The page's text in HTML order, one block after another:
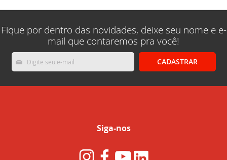
Fique por dentro das novidades, deixe seu nome e e-
mail que contaremos pra você!
Inscreva-
se
nossa
CADASTRAR
Siga-nos